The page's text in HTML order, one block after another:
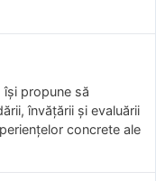
îşi propune să
învăţării şi evaluării
concrete ale